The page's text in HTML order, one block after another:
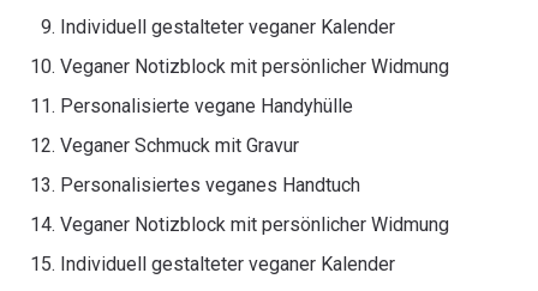
Individuell gestalteter veganer Kalender
Veganer Notizblock mit persönlicher Widmung
Personalisierte vegane Handyhülle
Veganer Schmuck mit Gravur
Personalisiertes veganes Handtuch
Veganer Notizblock mit persönlicher Widmung
Individuell gestalteter veganer Kalender